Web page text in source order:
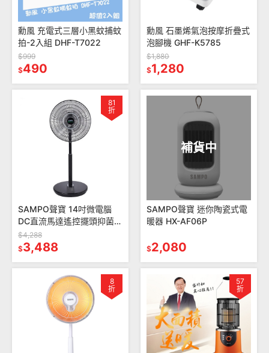
勳風 充電式三層小黑蚊捕蚊
拍-2入組 DHF-T7022
$999
$490
勳風 石墨烯氣泡按摩折疊式
泡腳機 GHF-K5785
$1,880
$1,280
81
折
SAMPO聲寶 14吋微電腦
DC直流馬達遙控擺頭抑菌立
扇 SK-FN14UD
$4,288
$3,488
補貨中
SAMPO聲寶 迷你陶瓷式電
暖器 HX-AF06P
$2,080
8
折
57
折